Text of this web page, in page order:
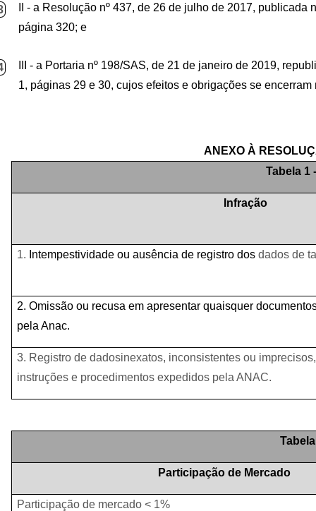
II - a Resolução nº 437, de 26 de julho de 2017,
página 320; e
III - a Portaria nº 198/SAS, de 21 de janeiro de 2019,
1, páginas 29 e 30, cujos efeitos e obrigações se
ANEXO À
Tabela 1
Infração
1. Intempestividade ou ausência de registro dos dados de
2. Omissão ou recusa em apresentar quaisquer
pela Anac.
3. Registro de dadosinexatos, inconsistentes ou
instruções e procedimentos expedidos pela ANAC.
Participação de Mercado
Participação de mercado < 1%